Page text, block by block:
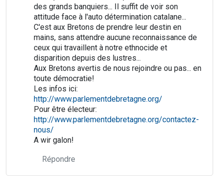
des grands banquiers... Il suffit de voir son
attitude face à l'auto détermination catalane...
C'est aux Bretons de prendre leur destin en
mains, sans attendre aucune reconnaissance de
ceux qui travaillent à notre ethnocide et
disparition depuis des lustres...
Aux Bretons avertis de nous rejoindre ou pas... en
toute démocratie!
Les infos ici:
http://www.parlementdebretagne.org/
Pour être électeur:
http://www.parlementdebretagne.org/contactez-
nous/
A wir galon!
Répondre